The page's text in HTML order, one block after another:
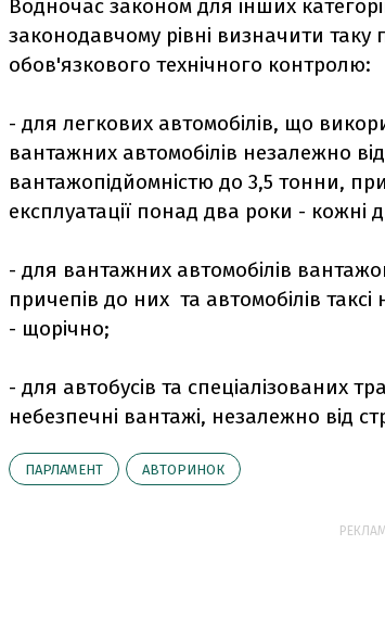
Водночас законом для інших
законодавчому рівні визначити таку
обов'язкового технічного контролю:
- для легкових автомобілів, що
вантажних автомобілів незалежно
вантажопідйомністю до 3,5 тонни,
експлуатації понад два роки - кожні
- для вантажних автомобілів
причепів до них та автомобілів таксі
- щорічно;
- для автобусів та спеціалізованих
небезпечні вантажі, незалежно від
ПАРЛАМЕНТ АВТОРИНОК